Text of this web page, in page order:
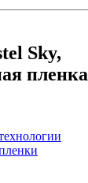
Sky,
пленка